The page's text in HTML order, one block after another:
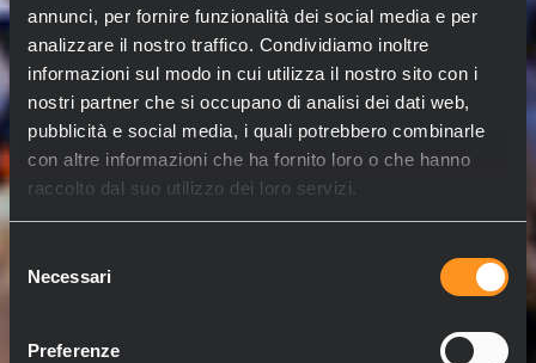
annunci, per fornire funzionalità dei social media e per
analizzare il nostro traffico. Condividiamo inoltre
informazioni sul modo in cui utilizza il nostro sito con i
nostri partner che si occupano di analisi dei dati web,
pubblicità e social media, i quali potrebbero combinarle
con altre informazioni che ha fornito loro o che hanno
raccolto dal suo utilizzo dei loro servizi.
delNecessari
Preferenze